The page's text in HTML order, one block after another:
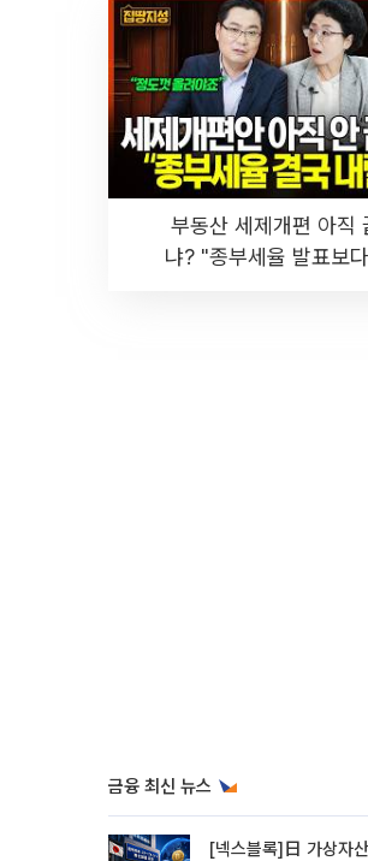
부동산 세제개편 아직
냐? "종부세율 발표보
금융 최신 뉴스
[넥스블록]日 가상자